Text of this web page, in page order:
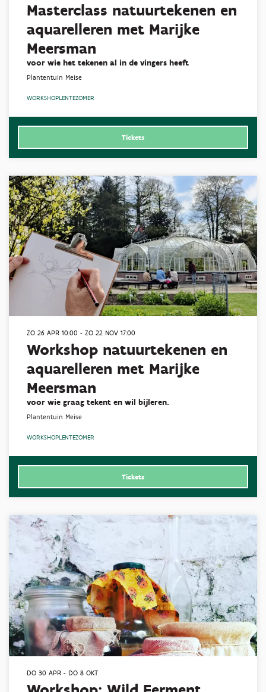
Masterclass natuurtekenen en
aquarelleren met Marijke
Meersman
voor wie het tekenen al in de vingers heeft
Plantentuin Meise
WORKSHOPLENTEZOMER
Tickets
Workshop natuurtekenen en
aquarelleren met Marijke
Meersman
voor wie graag tekent en wil bijleren.
ZO 26 APR 10:00 - ZO 22 NOV 17:00
Plantentuin Meise
WORKSHOPLENTEZOMER
Tickets
DO 30 APR - DO 8 OKT